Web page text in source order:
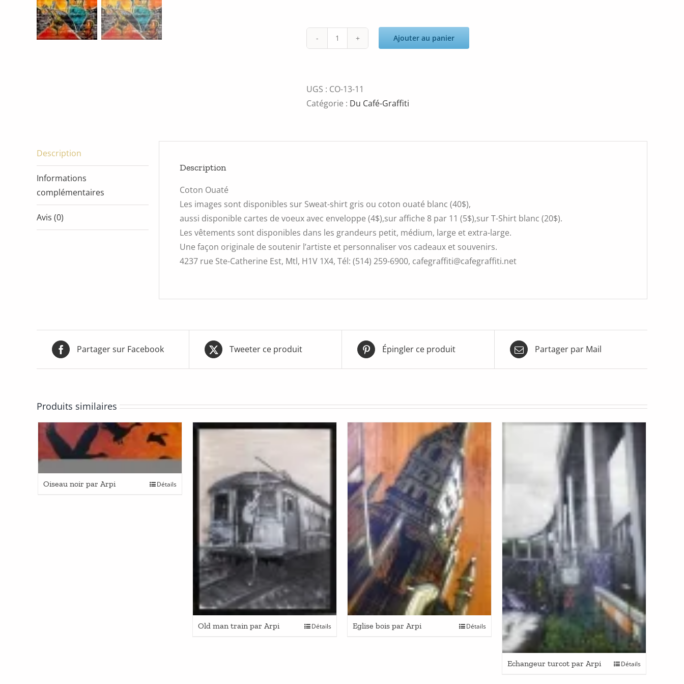
quantité
Aïshaa-
Latin
Ajouter au panier
UGS : CO-13-11
Catégorie : Du Café-Graffiti
Description
Informations
complémentaires
Avis (0)
Description
Coton Ouaté
Les images sont disponibles sur Sweat-shirt gris ou coton ouaté blanc (40$),
aussi disponible cartes de voeux avec enveloppe (4$),sur affiche 8 par 11 (5$),sur T-Shirt blanc (20$).
Les vêtements sont disponibles dans les grandeurs petit, médium, large et extra-large.
Une façon originale de soutenir l’artiste et personnaliser vos cadeaux et souvenirs.
4237 rue Ste-Catherine Est, Mtl, H1V 1X4, Tél: (514) 259-6900, cafegraffiti@cafegraffiti.net
Partager sur Facebook Tweeter ce produit Épingler ce produit Partager par Mail
Produits similaires
Oiseau noir par Arpi Détails
Old man train par Arpi Détails Eglise bois par Arpi Détails
Echangeur turcot par Arpi Détails